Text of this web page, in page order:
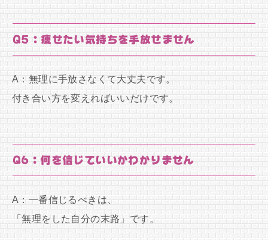
Q5：痩せたい気持ちを手放せません
A：無理に手放さなくて大丈夫です。
付き合い方を変えればいいだけです。
Q6：何を信じていいかわかりません
A：一番信じるべきは、
「無理をした自分の末路」です。